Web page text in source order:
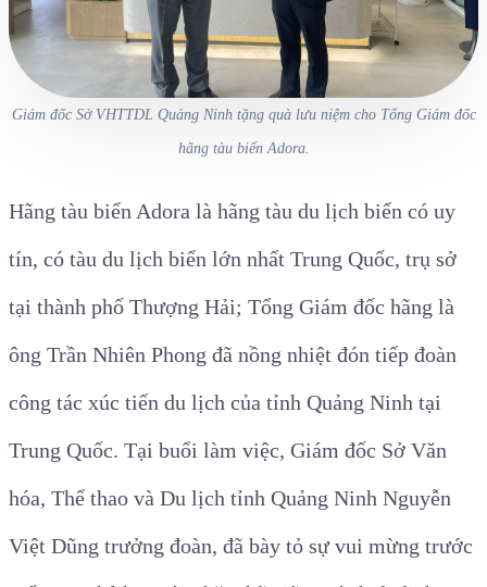
Giám đốc Sở VHTTDL Quảng Ninh tặng quà lưu niệm cho Tổng Giám đốc
hãng tàu biển Adora.
Hãng tàu biển Adora là hãng tàu du lịch biển có uy
tín, có tàu du lịch biển lớn nhất Trung Quốc, trụ sở
tại thành phố Thượng Hải; Tổng Giám đốc hãng là
ông Trần Nhiên Phong đã nồng nhiệt đón tiếp đoàn
công tác xúc tiến du lịch của tỉnh Quảng Ninh tại
Trung Quốc. Tại buổi làm việc, Giám đốc Sở Văn
hóa, Thể thao và Du lịch tỉnh Quảng Ninh Nguyễn
Việt Dũng trưởng đoàn, đã bày tỏ sự vui mừng trước